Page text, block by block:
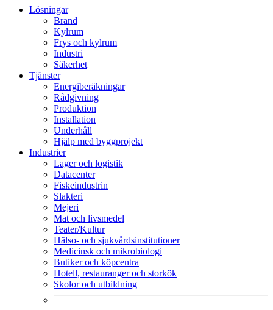
Lösningar
Brand
Kylrum
Frys och kylrum
Industri
Säkerhet
Tjänster
Energiberäkningar
Rådgivning
Produktion
Installation
Underhåll
Hjälp med byggprojekt
Industrier
Lager och logistik
Datacenter
Fiskeindustrin
Slakteri
Mejeri
Mat och livsmedel
Teater/Kultur
Hälso- och sjukvårdsinstitutioner
Medicinsk och mikrobiologi
Butiker och köpcentra
Hotell, restauranger och storkök
Skolor och utbildning